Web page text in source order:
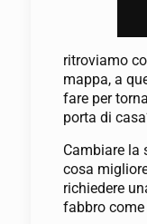
ritroviamo
mappa, a
fare per
porta di
Cambiare la
cosa
richiedere
fabbro come